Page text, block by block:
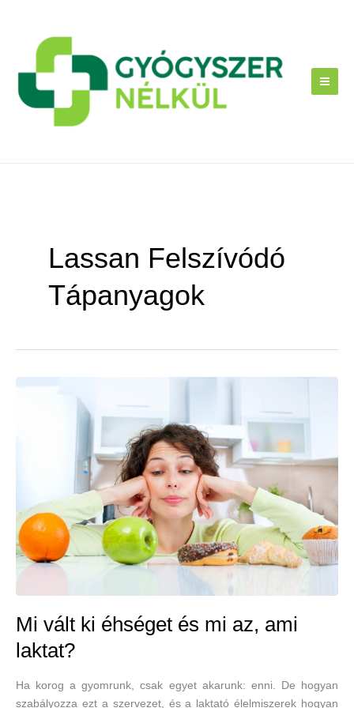
Lassan Felszívódó
Tápanyagok
Mi vált ki éhséget és mi az, ami
laktat?
Ha korog a gyomrunk, csak egyet akarunk: enni. De hogyan
szabályozza ezt a szervezet, és a laktató élelmiszerek hogyan